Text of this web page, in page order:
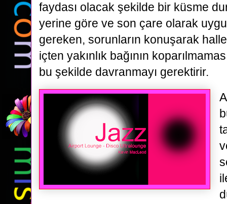
faydası olacak şekilde bir küsme
yerine göre ve son çare olarak
gereken, sorunların konuşarak
içten yakınlık bağının
bu şekilde davranmayı gerektirir.